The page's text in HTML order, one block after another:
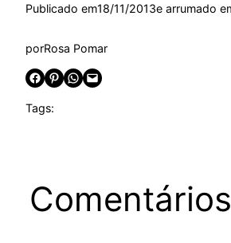
Publicado em18/11/2013e arrumado
porRosa Pomar
Share on Facebook Share on Pinterest Share on WhatsApp Email this Page
Tags:
Comentários